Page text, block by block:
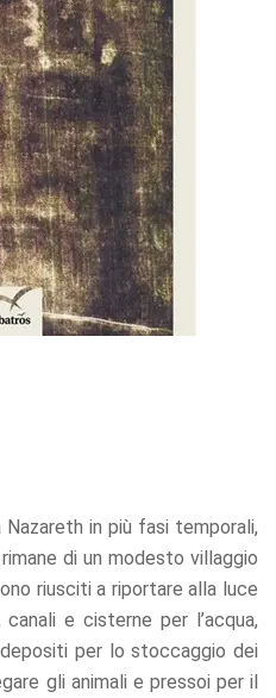
in più fasi temporali,
di un modesto villaggio
riusciti a riportare alla luce
e cisterne per l’acqua,
per lo stoccaggio dei
gli animali e pressoi per il